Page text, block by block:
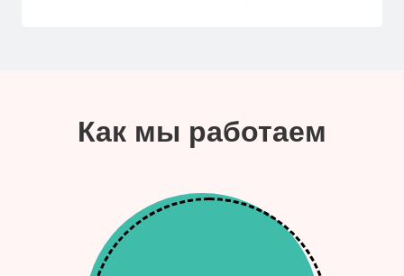
Как мы работаем